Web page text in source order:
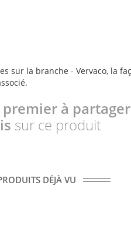
sur la branche - Vervaco, la
premier à partager
sur ce produit
DÉJÀ VU